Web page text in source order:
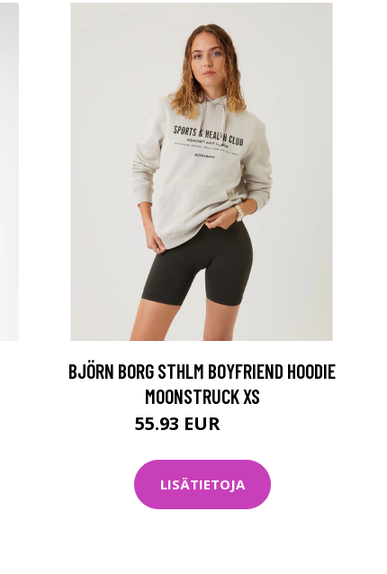
BJÖRN BORG STHLM BOYFRIEND HOODIE
MOONSTRUCK XS
55.93 EUR
LISÄTIETOJA